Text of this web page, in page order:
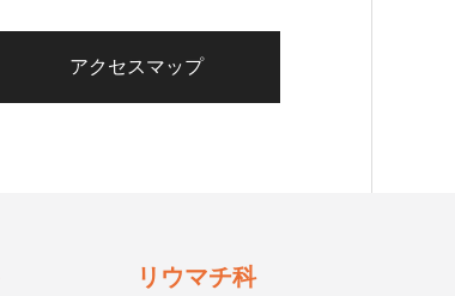
アクセスマップ
リウマチ科